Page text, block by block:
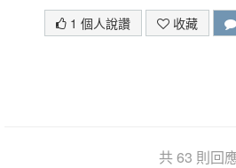
1 個人說讚 收藏
共 63 則回